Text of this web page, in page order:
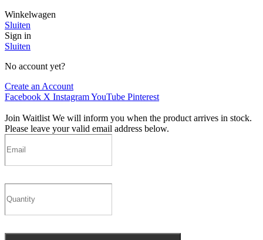
Winkelwagen
Sluiten
Sign in
Sluiten
No account yet?
Create an Account
Facebook X InstagramYouTube Pinterest
Join Waitlist We will inform you when the product arrives in stock.
Please leave your valid email address below.